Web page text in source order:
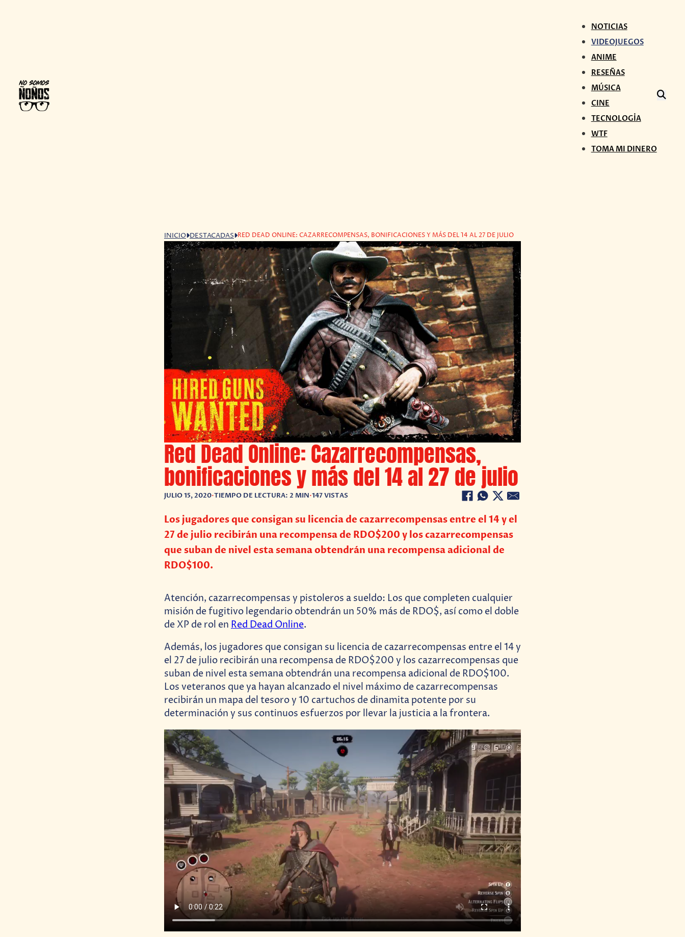
NOTICIAS
VIDEOJUEGOS
ANIME
RESEÑAS
MÚSICA
CINE
TECNOLOGÍA
WTF
TOMA MI DINERO
INICIO DESTACADAS RED DEAD ONLINE: CAZARRECOMPENSAS, BONIFICACIONES Y MÁS DEL 14 AL 27 DE JULIO
Red Dead Online: Cazarrecompensas,
bonificaciones y más del 14 al 27 de julio
JULIO 15, 2020•TIEMPO DE LECTURA: 2 MIN•147 VISTAS
Los jugadores que consigan su licencia de cazarrecompensas entre el 14 y el
27 de julio recibirán una recompensa de RDO$200 y los cazarrecompensas
que suban de nivel esta semana obtendrán una recompensa adicional de
RDO$100.
Atención, cazarrecompensas y pistoleros a sueldo: Los que completen cualquier
misión de fugitivo legendario obtendrán un 50% más de RDO$, así como el doble
de XP de rol en Red Dead Online.
Además, los jugadores que consigan su licencia de cazarrecompensas entre el 14 y
el 27 de julio recibirán una recompensa de RDO$200 y los cazarrecompensas que
suban de nivel esta semana obtendrán una recompensa adicional de RDO$100.
Los veteranos que ya hayan alcanzado el nivel máximo de cazarrecompensas
recibirán un mapa del tesoro y 10 cartuchos de dinamita potente por su
determinación y sus continuos esfuerzos por llevar la justicia a la frontera.